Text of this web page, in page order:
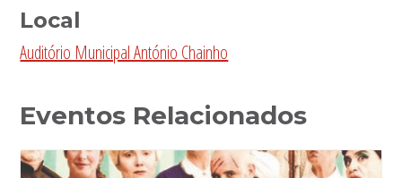
Local
Auditório Municipal António Chainho
Eventos Relacionados